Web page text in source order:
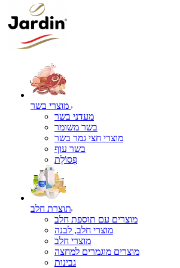
מעדני בשר
בשר משומר
מוצרי חצי גמר בשר
בשר עוף
פְּסוֹלֶת
תוצרת חלב
מוצרים עם תוספת חלב
מוצרי חלב, לבנה
מוצרי חלב
מוצרים מוגמרים למחצה
גבינות